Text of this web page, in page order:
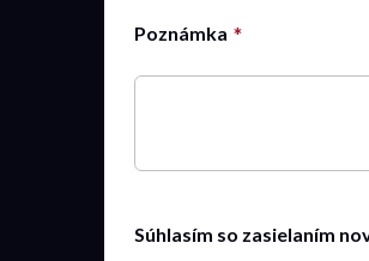
Poznámka
Súhlasím so zasielaním